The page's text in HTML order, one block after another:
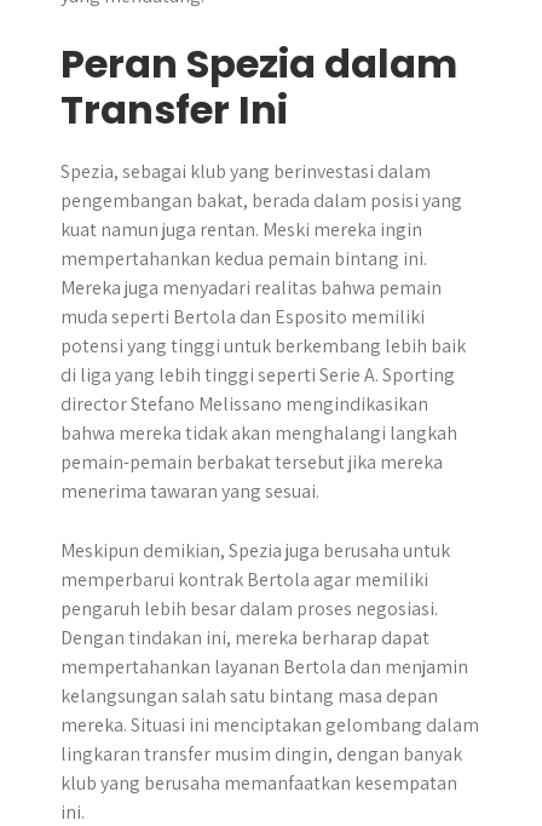
Peran Spezia dalam
Transfer Ini
Spezia, sebagai klub yang berinvestasi dalam
pengembangan bakat, berada dalam posisi yang
kuat namun juga rentan. Meski mereka ingin
mempertahankan kedua pemain bintang ini.
Mereka juga menyadari realitas bahwa pemain
muda seperti Bertola dan Esposito memiliki
potensi yang tinggi untuk berkembang lebih baik
di liga yang lebih tinggi seperti Serie A. Sporting
director Stefano Melissano mengindikasikan
bahwa mereka tidak akan menghalangi langkah
pemain-pemain berbakat tersebut jika mereka
menerima tawaran yang sesuai.
Meskipun demikian, Spezia juga berusaha untuk
memperbarui kontrak Bertola agar memiliki
pengaruh lebih besar dalam proses negosiasi.
Dengan tindakan ini, mereka berharap dapat
mempertahankan layanan Bertola dan menjamin
kelangsungan salah satu bintang masa depan
mereka. Situasi ini menciptakan gelombang dalam
lingkaran transfer musim dingin, dengan banyak
klub yang berusaha memanfaatkan kesempatan
ini.